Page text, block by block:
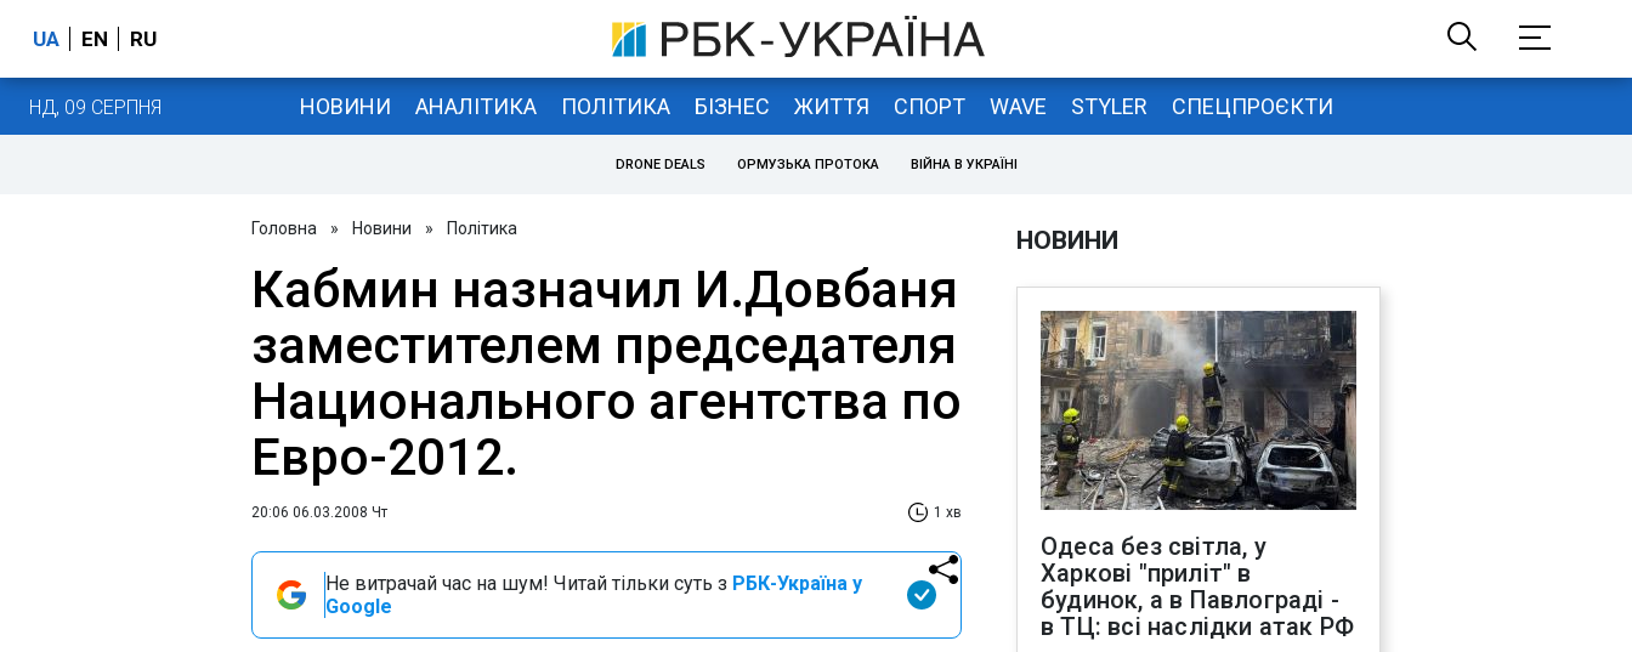
UA EN RU
НД, 09 СЕРПНЯ НОВИНИ АНАЛІТИКА ПОЛІТИКА БІЗНЕС ЖИТТЯ СПОРТ WAVE STYLER СПЕЦПРОЄКТИ
DRONE DEALS ОРМУЗЬКА ПРОТОКА ВІЙНА В УКРАЇНІ
Головна » Новини » Політика
Кабмин назначил И.Довбаня
заместителем председателя
Национального агентства по
Евро-2012.
20:06 06.03.2008 Чт 1 хв
Не витрачай час на шум! Читай тільки суть з РБК-Україна у
Google
НОВИНИ
Одеса без світла, у
Харкові "приліт" в
будинок, а в Павлограді -
в ТЦ: всі наслідки атак РФ